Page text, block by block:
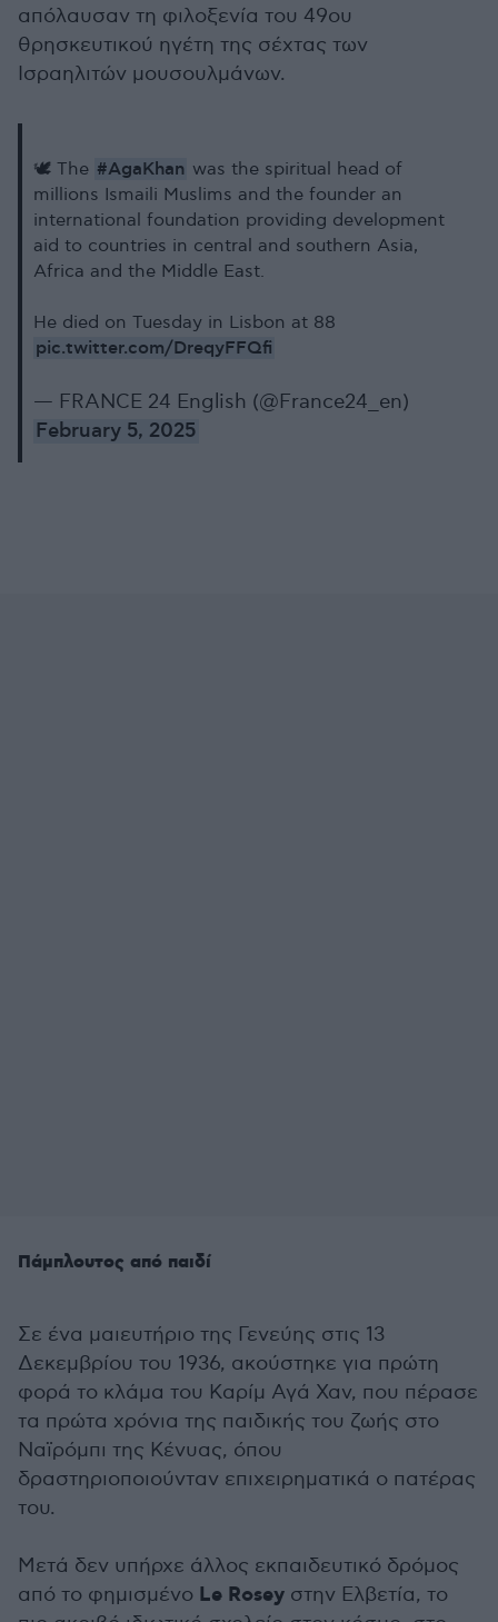
απόλαυσαν τη φιλοξενία του 49ου
θρησκευτικού ηγέτη της σέχτας των
Ισραηλιτών μουσουλμάνων.
🕊️ The #AgaKhan was the spiritual head of
millions Ismaili Muslims and the founder an
international foundation providing development
aid to countries in central and southern Asia,
Africa and the Middle East.
He died on Tuesday in Lisbon at 88
pic.twitter.com/DreqyFFQfi
— FRANCE 24 English (@France24_en)
February 5, 2025
Πάμπλουτος από παιδί
Σε ένα μαιευτήριο της Γενεύης στις 13
Δεκεμβρίου του 1936, ακούστηκε για πρώτη
φορά το κλάμα του Καρίμ Αγά Χαν, που πέρασε
τα πρώτα χρόνια της παιδικής του ζωής στο
Ναϊρόμπι της Κένυας, όπου
δραστηριοποιούνταν επιχειρηματικά ο πατέρας
του.
Μετά δεν υπήρχε άλλος εκπαιδευτικό δρόμος
από το φημισμένο Le Rosey στην Ελβετία, το